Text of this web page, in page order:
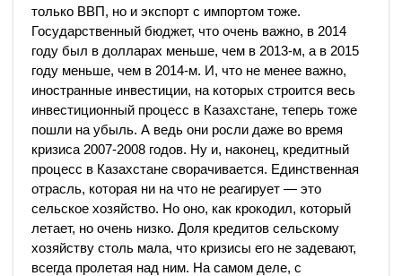
только ВВП, но и экспорт с импортом тоже.
Государственный бюджет, что очень важно, в 2014
году был в долларах меньше, чем в 2013-м, а в 2015
году меньше, чем в 2014-м. И, что не менее важно,
иностранные инвестиции, на которых строится весь
инвестиционный процесс в Казахстане, теперь тоже
пошли на убыль. А ведь они росли даже во время
кризиса 2007-2008 годов. Ну и, наконец, кредитный
процесс в Казахстане сворачивается. Единственная
отрасль, которая ни на что не реагирует — это
сельское хозяйство. Но оно, как крокодил, который
летает, но очень низко. Доля кредитов сельскому
хозяйству столь мала, что кризисы его не задевают,
всегда пролетая над ним. На самом деле, с